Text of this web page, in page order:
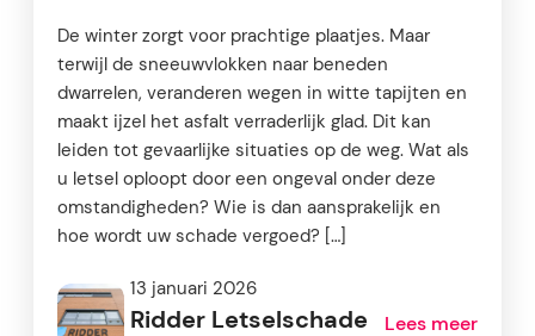
De winter zorgt voor prachtige plaatjes. Maar
terwijl de sneeuwvlokken naar beneden
dwarrelen, veranderen wegen in witte tapijten en
maakt ijzel het asfalt verraderlijk glad. Dit kan
leiden tot gevaarlijke situaties op de weg. Wat als
u letsel oploopt door een ongeval onder deze
omstandigheden? Wie is dan aansprakelijk en
hoe wordt uw schade vergoed? […]
13 januari 2026
Ridder Letselschade Lees meer